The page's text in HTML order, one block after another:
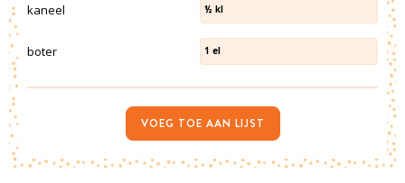
kaneel ½ kl
boter 1 el
VOEG TOE AAN LIJST